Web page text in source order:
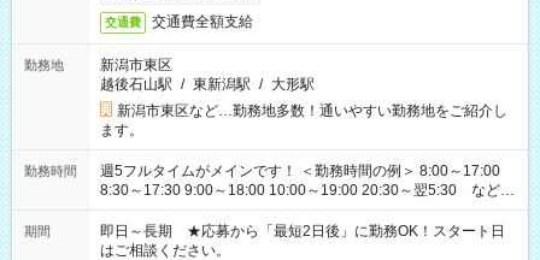
交通費 交通費全額支給
勤務地
新潟市東区
越後石山駅 / 東新潟駅 / 大形駅
新潟市東区など…勤務地多数！通いやすい勤務地をご紹介し
ます。
勤務時間
週5フルタイムがメインです！ ＜勤務時間の例＞ 8:00～17:00
8:30～17:30 9:00～18:00 10:00～19:00 20:30～翌5:30 など ★
その他にも勤務時間多数！ 日勤のみ、残業なし、交替制など
ご希望を教えてください！
期間
即日～長期 ★応募から「最短2日後」に勤務OK！スタート日
はご相談ください。